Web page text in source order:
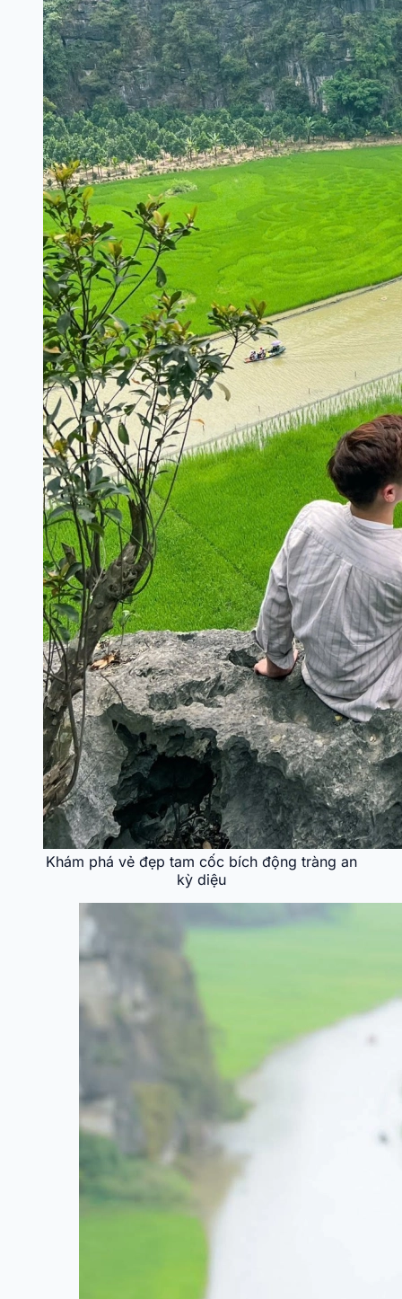
Khám phá vẻ đẹp tam cốc bích động tràng an
kỳ diệu